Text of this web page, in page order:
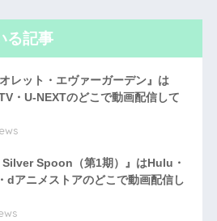
る記事
オレット・エヴァーガーデン』は
・U-NEXTのどこで動画配信して
Silver Spoon（第1期）』はHulu・
dアニメストアのどこで動画配信し